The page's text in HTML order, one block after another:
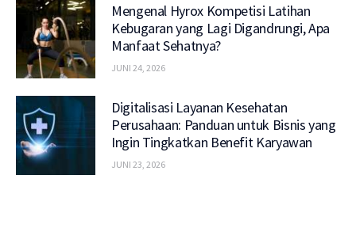
Mengenal Hyrox Kompetisi Latihan
Kebugaran yang Lagi Digandrungi, Apa
Manfaat Sehatnya?
JUNI 24, 2026
Digitalisasi Layanan Kesehatan
Perusahaan: Panduan untuk Bisnis yang
Ingin Tingkatkan Benefit Karyawan
JUNI 23, 2026